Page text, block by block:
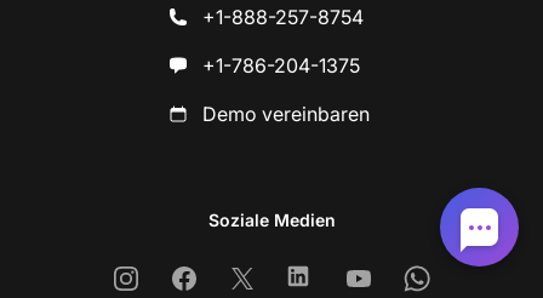
+1-888-257-8754
+1-786-204-1375
Demo vereinbaren
Soziale Medien
InstagramFacebook
X LinkedinYoutubeWhatsapp